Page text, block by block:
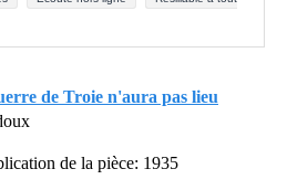
de Troie n'aura pas lieu
de la pièce: 1935